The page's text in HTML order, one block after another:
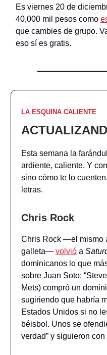
Es viernes 20 de
40,000 mil pesos como
que cambies de grupo.
eso sí es gratis.
LA ESQUINA CALIENTE
Esta semana la
ardiente, caliente. Y
sino cómo te lo
letras.
Chris Rock
Chris Rock —el mismo
galleta— volvió a
dominicanos lo que
sobre Juan Soto:
Mets) compró un
sugiriendo que habría
Estados Unidos si no
béisbol. Unos se
verdad” y siguieron con